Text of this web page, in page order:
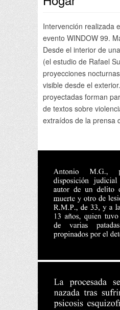
Intervención realizada
evento WINDOW 99.
Desde el interior de
(el estudio de Rafael
proyecciones
visible desde el
proyectadas forman
de textos sobre
extraídos de la prensa